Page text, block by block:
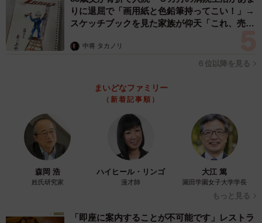
りに退屈で「画用紙と色鉛筆持ってこい！」→
スケッチブックを見た家族が仰天「これ、売れ
中将 タカノリ
６位以降を見る
まいどなファミリー
（新着記事順）
森岡 浩
姓氏研究家
ハイヒール・リンゴ
漫才師
大江 篤
園田学園女子大学学長
もっと見る
「即座に案内することが不可能です」レストラ